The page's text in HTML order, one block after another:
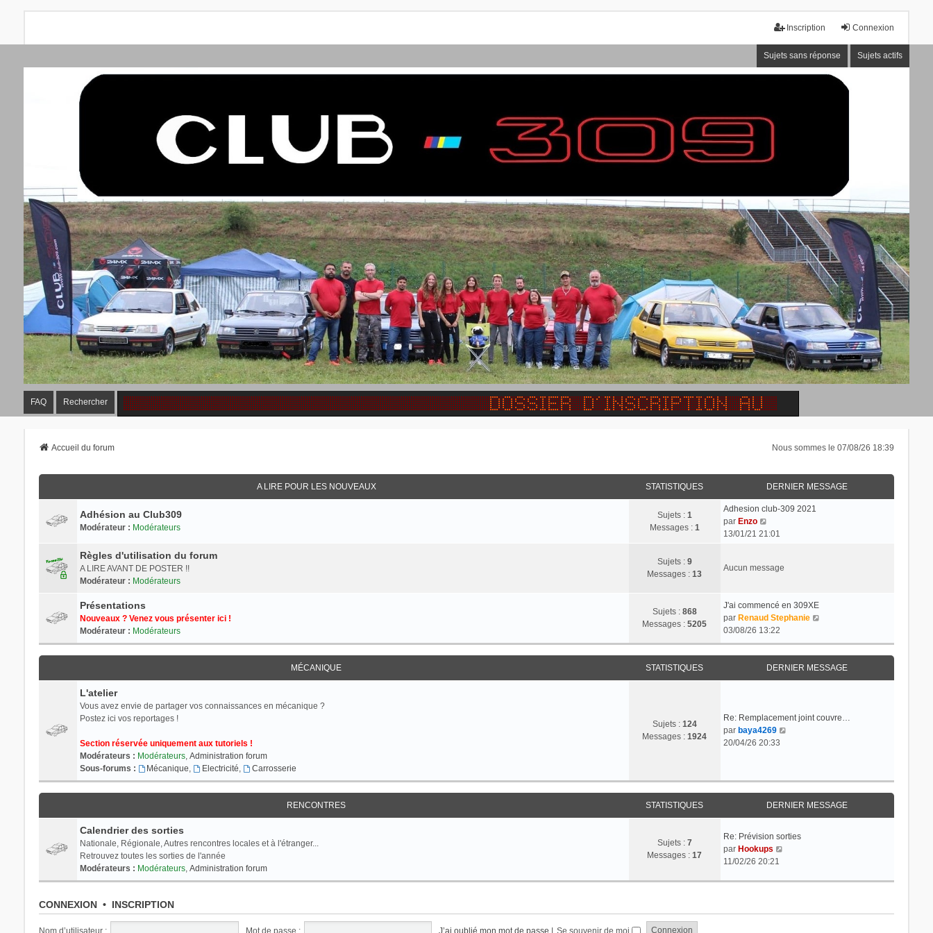
Connexion
Inscription
Sujets sans réponse Sujets actifs
FAQ Rechercher
Nous sommes le 07/08/26 18:39
Accueil du forum
A LIRE POUR LES NOUVEAUX STATISTIQUES DERNIER MESSAGE
Adhésion au Club309
Modérateur : Modérateurs
Sujets : 1
Messages : 1
Adhesion club-309 2021
par Enzo
o
u
e
r
l
e
d
e
r
e
r
m
s
a
g
e
13/01/21 21:01
Règles d'utilisation du forum
A LIRE AVANT DE POSTER !!
Modérateur : Modérateurs
Sujets : 9
Messages :13
Aucun message
Présentations
Nouveaux ? Venez vous présenter ici !
Modérateur : Modérateurs
Sujets : 868
Messages :5205
J'ai commencé en 309XE
par Renaud Stephanie
n
s
u
l
r
r
n
i
e
s
e
03/08/26 13:22
MÉCANIQUE STATISTIQUES DERNIER MESSAGE
L'atelier
Vous avez envie de partager vos connaissances en mécanique ?
Postez ici vos reportages !
Section réservée uniquement aux tutoriels !
Modérateurs : Modérateurs, Administration forum
Sous-forums :
Mécanique, Electricité, Carrosserie
Sujets : 124
Messages :1924
Re: Remplacement joint couvre…
par baya4269
u
l
t
e
l
e
i
20/04/26 20:33
RENCONTRES STATISTIQUES DERNIER MESSAGE
Calendrier des sorties
Nationale, Régionale, Autres rencontres locales et à l'étranger...
Retrouvez toutes les sorties de l'année
Modérateurs : Modérateurs, Administration forum
Sujets : 7
Messages :17
Re: Prévision sorties
par Hookups
s
11/02/26 20:21
CONNEXION• INSCRIPTION
Nom d’utilisateur : Mot de passe : J’ai oublié mon mot de passe | Se souvenir de moi